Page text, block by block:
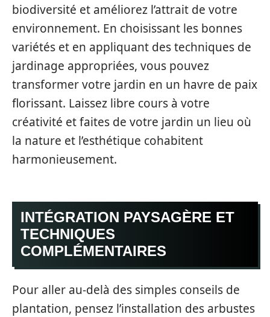
biodiversité et améliorez l’attrait de votre
environnement. En choisissant les bonnes
variétés et en appliquant des techniques de
jardinage appropriées, vous pouvez
transformer votre jardin en un havre de paix
florissant. Laissez libre cours à votre
créativité et faites de votre jardin un lieu où
la nature et l’esthétique cohabitent
harmonieusement.
INTÉGRATION PAYSAGÈRE ET
TECHNIQUES
COMPLÉMENTAIRES
Pour aller au-delà des simples conseils de
plantation, pensez l’installation des arbustes